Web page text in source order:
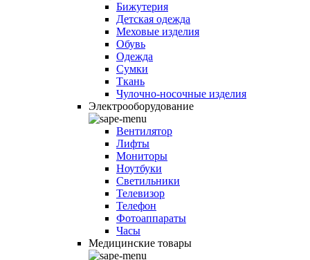
Бижутерия
Детская одежда
Меховые изделия
Обувь
Одежда
Сумки
Ткань
Чулочно-носочные изделия
Электрооборудование
Вентилятор
Лифты
Мониторы
Ноутбуки
Светильники
Телевизор
Телефон
Фотоаппараты
Часы
Медицинские товары